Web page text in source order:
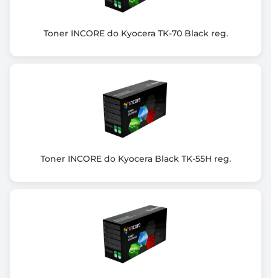
Toner INCORE do Kyocera TK-70 Black reg.
Toner INCORE do Kyocera Black TK-55H reg.